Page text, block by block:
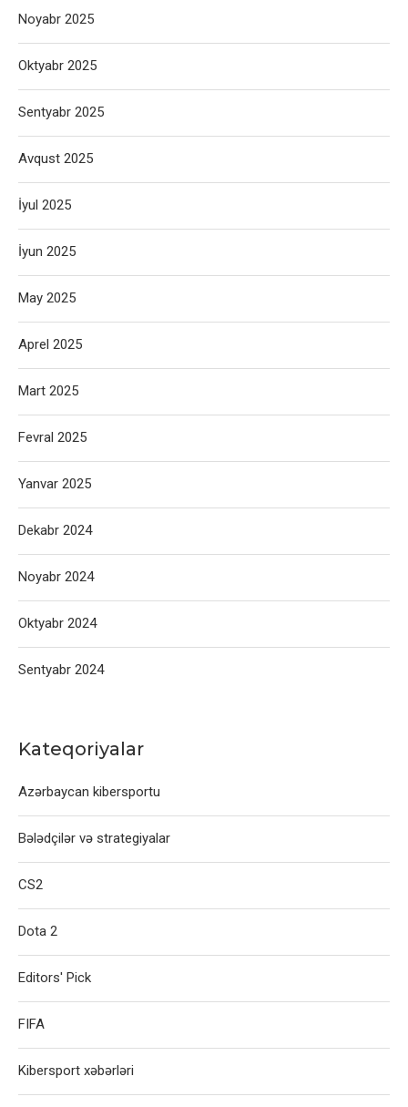
Noyabr 2025
Oktyabr 2025
Sentyabr 2025
Avqust 2025
İyul 2025
İyun 2025
May 2025
Aprel 2025
Mart 2025
Fevral 2025
Yanvar 2025
Dekabr 2024
Noyabr 2024
Oktyabr 2024
Sentyabr 2024
Kateqoriyalar
Azərbaycan kibersportu
Bələdçilər və strategiyalar
CS2
Dota 2
Editors' Pick
FIFA
Kibersport xəbərləri